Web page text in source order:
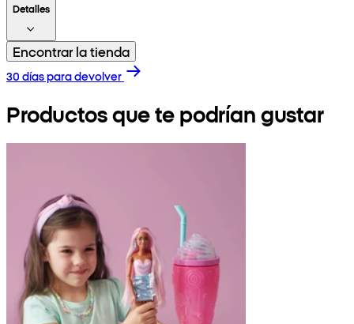
Detalles
Encontrar la tienda
30 días para devolver
Productos que te podrían gustar